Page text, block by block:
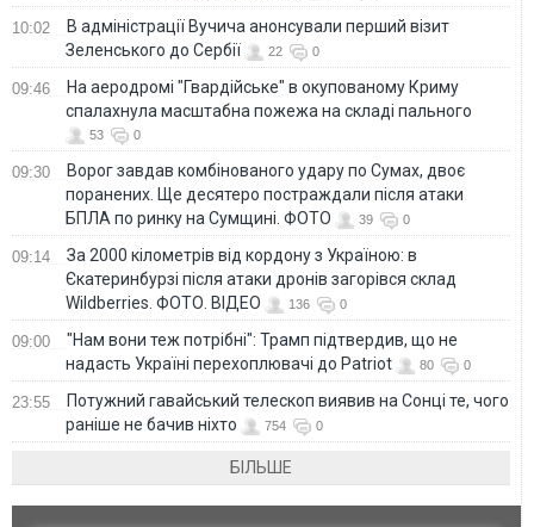
10:02
В адміністрації Вучича анонсували перший візит
Зеленського до Сербії
22 0
09:46
На аеродромі "Гвардійське" в окупованому Криму
спалахнула масштабна пожежа на складі пального
53 0
09:30
Ворог завдав комбінованого удару по Сумах, двоє
поранених. Ще десятеро постраждали після атаки
БПЛА по ринку на Сумщині. ФОТО
39 0
09:14
За 2000 кілометрів від кордону з Україною: в
Єкатеринбурзі після атаки дронів загорівся склад
Wildberries. ФОТО. ВІДЕО
136 0
09:00
"Нам вони теж потрібні": Трамп підтвердив, що не
надасть Україні перехоплювачі до Patriot
80 0
23:55
Потужний гавайський телескоп виявив на Сонці те, чого
раніше не бачив ніхто
754 0
БІЛЬШЕ